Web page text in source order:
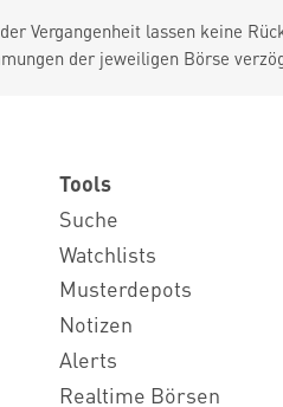
Vergangenheit lassen keine
der jeweiligen Börse
Tools
Suche
Watchlists
Musterdepots
Notizen
Alerts
Realtime Börsen